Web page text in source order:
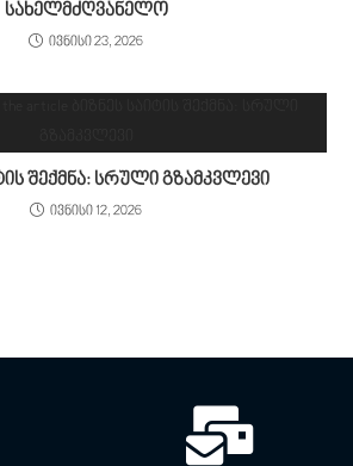
სახელმძღვანელო
ივნისი 23, 2026
შექმნა: სრული გზამკვლევი
ივნისი 12, 2026